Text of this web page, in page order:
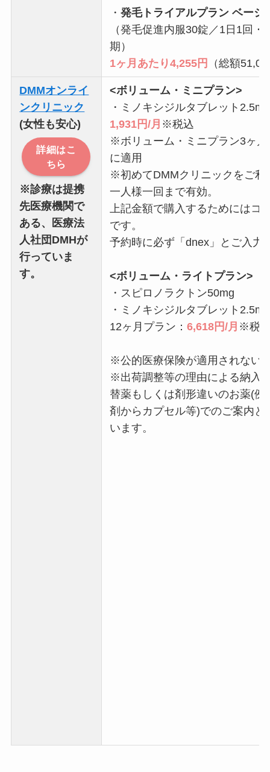
・発毛トライアルプラン ベーシ
（発毛促進内服30錠／1日1回
期）
1ヶ月あたり4,255円
（総額
DMMオンライ
ンクリニック
(女性も安心)
詳細はこ
ちら
※診療は提携
先医療機関で
ある、医療法
人社団DMHが
行っていま
す。
<ボリューム・ミニプラン>
・ミノキシジルタブレット2.5mg
1,931円/月 ※税込
※ボリューム・ミニプラン3ヶ
に適用
※初めてDMMクリニックをご利
一人様一回まで有効。
上記金額で購入するためにはコ
です。
予約時に必ず「dnex」とご入力
<ボリューム・ライトプラン>
・スピロノラクトン50mg
・ミノキシジルタブレット2.5mg
12ヶ月プラン：6,618円/月 ※税
※公的医療保険が適用されない
※出荷調整等の理由による納入
替薬もしくは剤形違いのお薬(例
剤からカプセル等)でのご案内と
います。